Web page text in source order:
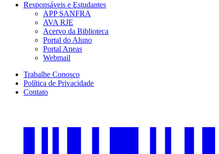
Responsáveis e Estudantes
APP SANFRA
AVA RJE
Acervo da Biblioteca
Portal do Aluno
Portal Aneas
Webmail
Trabalhe Conosco
Política de Privacidade
Contato